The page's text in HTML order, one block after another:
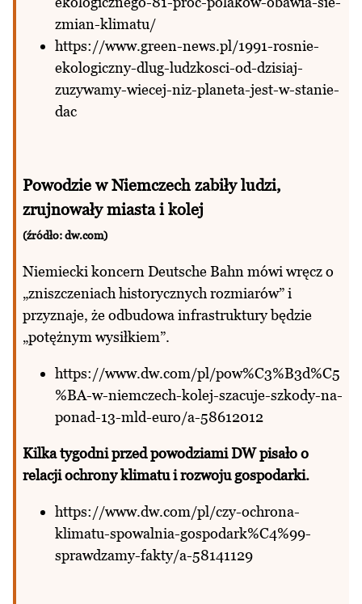
zmian-klimatu/
https://www.green-news.pl/1991-rosnie-
ekologiczny-dlug-ludzkosci-od-dzisiaj-
zuzywamy-wiecej-niz-planeta-jest-w-stanie-
dac
Powodzie w Niemczech zabiły ludzi,
zrujnowały miasta i kolej
(źródło: dw.com)
Niemiecki koncern Deutsche Bahn mówi wręcz o
„zniszczeniach historycznych rozmiarów” i
przyznaje, że odbudowa infrastruktury będzie
„potężnym wysiłkiem”.
https://www.dw.com/pl/pow%C3%B3d%C5
%BA-w-niemczech-kolej-szacuje-szkody-na-
ponad-13-mld-euro/a-58612012
Kilka tygodni przed powodziami DW pisało o
relacji ochrony klimatu i rozwoju gospodarki.
https://www.dw.com/pl/czy-ochrona-
klimatu-spowalnia-gospodark%C4%99-
sprawdzamy-fakty/a-58141129